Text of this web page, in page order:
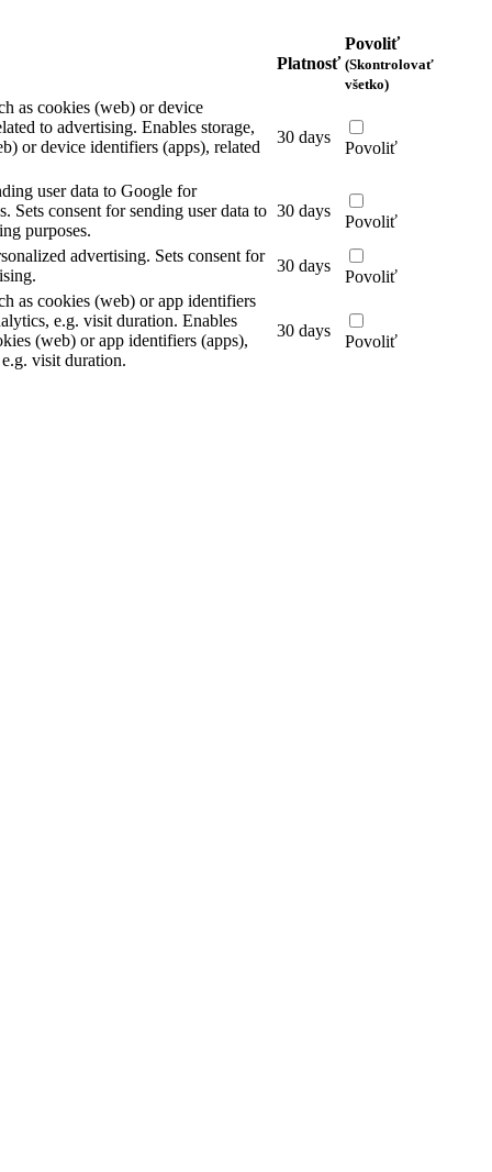
Platnosť
Povoliť
(Skontrolovať
všetko)
as cookies (web) or device
to advertising. Enables storage,
or device identifiers (apps), related
30 days
Povoliť
user data to Google for
Sets consent for sending user data to
purposes.
30 days
Povoliť
advertising. Sets consent for
30 days
Povoliť
as cookies (web) or app identifiers
e.g. visit duration. Enables
(web) or app identifiers (apps),
visit duration.
30 days
Povoliť